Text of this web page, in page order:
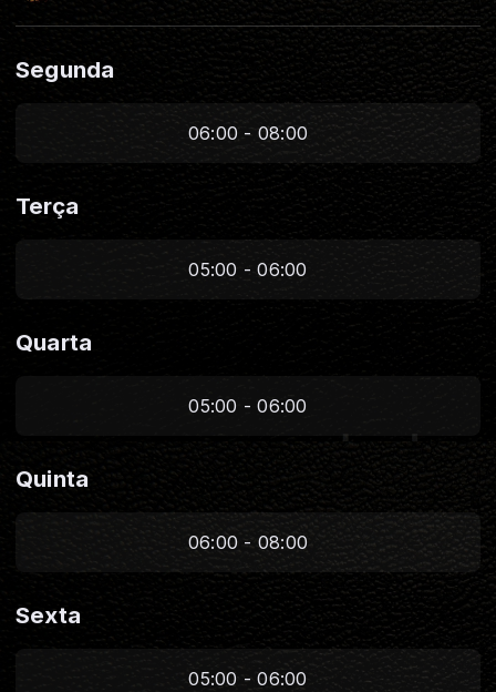
Segunda
06:00 - 08:00
Terça
05:00 - 06:00
Quarta
05:00 - 06:00
Quinta
06:00 - 08:00
Sexta
05:00 - 06:00